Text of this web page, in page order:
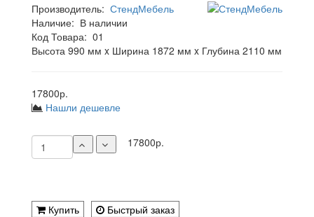
Производитель: СтендМебель
Наличие: В наличии
Код Товара: 01
Высота 990 мм x Ширина 1872 мм x Глубина 2110 мм
17800р.
Нашли дешевле
17800р.
Купить
Быстрый заказ